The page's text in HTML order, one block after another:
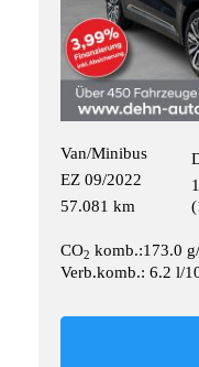
Van/Minibus
EZ 09/2022
57.081 km
CO2 komb.:173.0
Verb.komb.: 6.2 l/